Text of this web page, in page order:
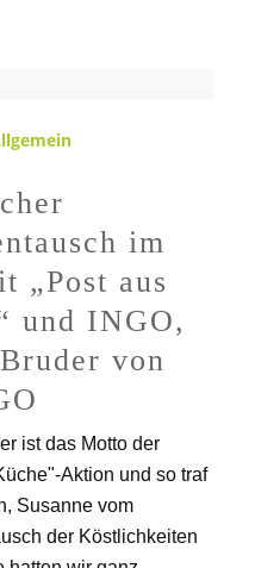
im
„Post aus
und INGO,
von
ist das Motto der
Aktion und so traf
Susanne vom
der Köstlichkeiten